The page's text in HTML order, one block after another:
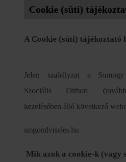
Cookie (süti)
A Cookie (süti) tájékoztató
Jelen szabályzat a
Szociális Otthon
kezelésében álló következő
smgondviseles.hu
Mik azok a cookie-k (vagy